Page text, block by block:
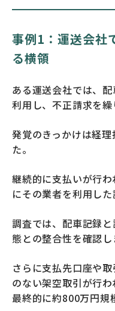
事例1：運送会社
る横領
ある運送会社では、
利用し、不正請求を繰
発覚のきっかけは経
た。
継続的に支払いが行
にその業者を利用した
調査では、配車記録
態との整合性を確認し
さらに支払先口座や
のない架空取引が行わ
最終的に約800万円規